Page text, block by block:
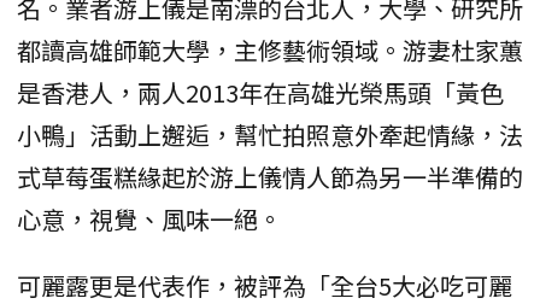
名。業者游上儀是南漂的台北人，大學、研究所
都讀高雄師範大學，主修藝術領域。游妻杜家蕙
是香港人，兩人2013年在高雄光榮馬頭「黃色
小鴨」活動上邂逅，幫忙拍照意外牽起情緣，法
式草莓蛋糕緣起於游上儀情人節為另一半準備的
心意，視覺、風味一絕。
可麗露更是代表作，被評為「全台5大必吃可麗